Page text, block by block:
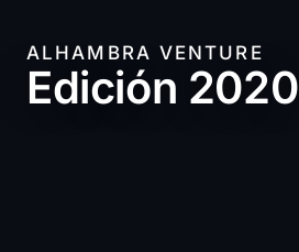
ALHAMBRA VENTURE
Edición 2020